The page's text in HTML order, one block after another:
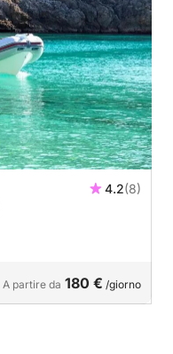
4.2(8)
A partire da 180 € /giorno